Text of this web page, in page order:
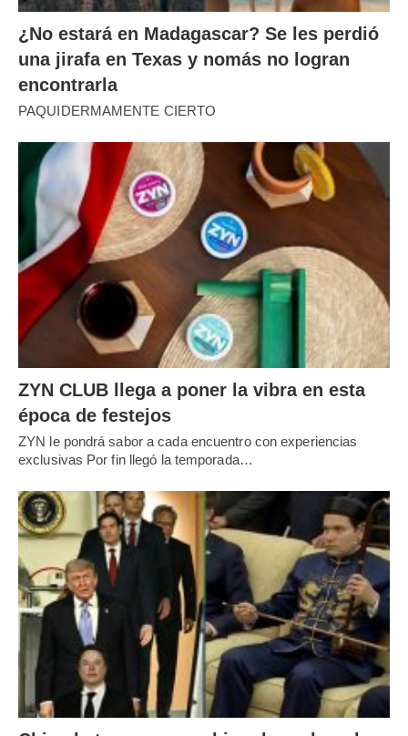
¿No estará en Madagascar? Se les perdió
una jirafa en Texas y nomás no logran
encontrarla
PAQUIDERMAMENTE CIERTO
ZYN CLUB llega a poner la vibra en esta
época de festejos
ZYN le pondrá sabor a cada encuentro con experiencias
exclusivas Por fin llegó la temporada…